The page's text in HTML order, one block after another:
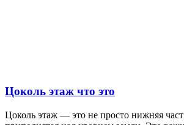
Цоколь этаж что это
Цоколь этаж — это не просто нижняя